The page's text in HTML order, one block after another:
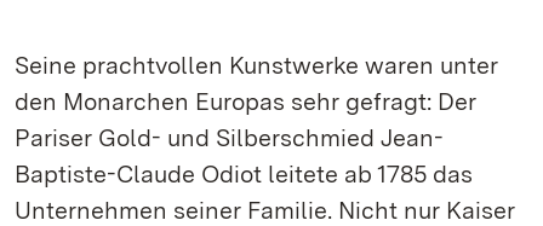
Seine prachtvollen Kunstwerke waren unter
den Monarchen Europas sehr gefragt: Der
Pariser Gold- und Silberschmied Jean-
Baptiste-Claude Odiot leitete ab 1785 das
Unternehmen seiner Familie. Nicht nur Kaiser